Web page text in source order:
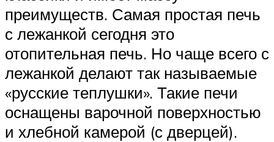
преимуществ. Самая простая печь
с лежанкой сегодня это
отопительная печь. Но чаще всего с
лежанкой делают так называемые
«русские теплушки». Такие печи
оснащены варочной поверхностью
и хлебной камерой (с дверцей).